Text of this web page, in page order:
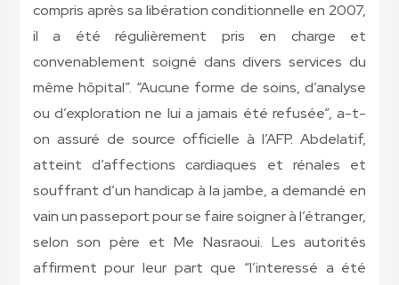
compris après sa libération conditionnelle en 2007,
il a été régulièrement pris en charge et
convenablement soigné dans divers services du
même hôpital”. “Aucune forme de soins, d’analyse
ou d’exploration ne lui a jamais été refusée”, a-t-
on assuré de source officielle à l’AFP. Abdelatif,
atteint d’affections cardiaques et rénales et
souffrant d’un handicap à la jambe, a demandé en
vain un passeport pour se faire soigner à l’étranger,
selon son père et Me Nasraoui. Les autorités
affirment pour leur part que “l’interessé a été